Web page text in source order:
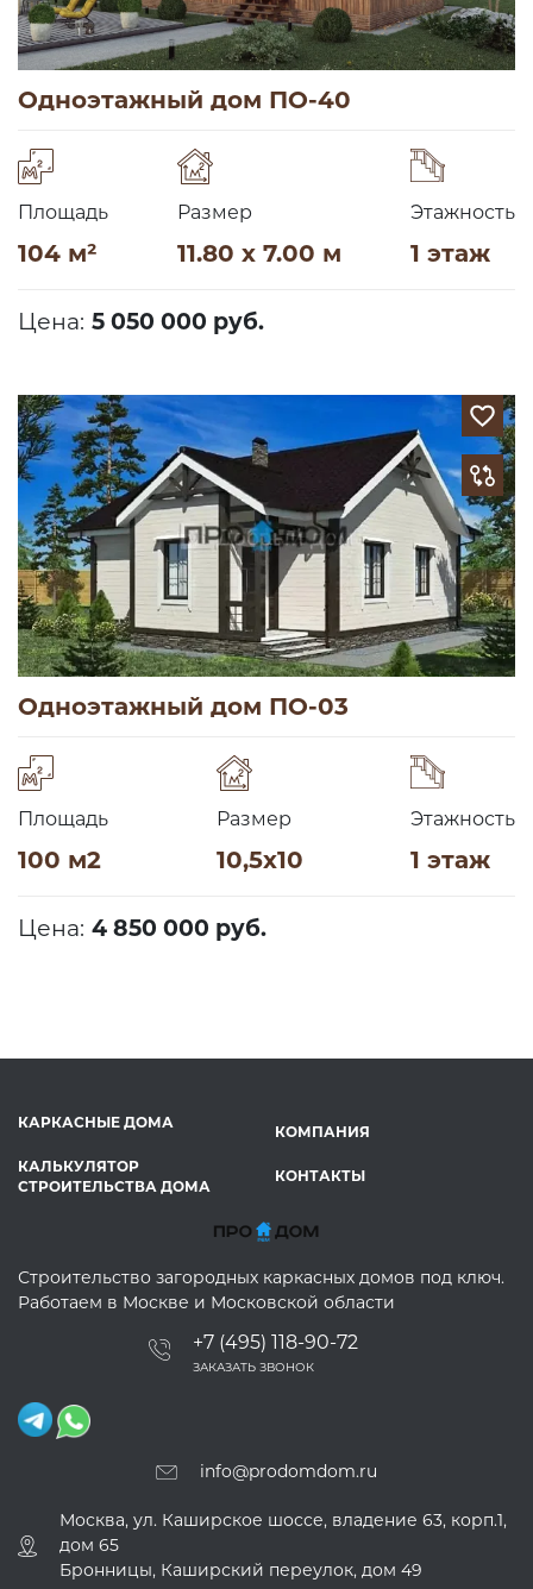
Одноэтажный дом ПО-40
Площадь
104 м²
Размер
11.80 x 7.00 м
Этажность
1 этаж
Цена: 5 050 000 руб.
Одноэтажный дом ПО-03
Площадь
100 м2
Размер
10,5х10
Этажность
1 этаж
Цена: 4 850 000 руб.
КАРКАСНЫЕ ДОМА
КАЛЬКУЛЯТОР
СТРОИТЕЛЬСТВА ДОМА
КОМПАНИЯ
КОНТАКТЫ
Строительство загородных каркасных домов под ключ.
Работаем в Москве и Московской области
+7 (495) 118-90-72
ЗАКАЗАТЬ ЗВОНОК
info@prodomdom.ru
Москва, ул. Каширское шоссе, владение 63, корп.1,
дом 65
Бронницы, Каширский переулок, дом 49